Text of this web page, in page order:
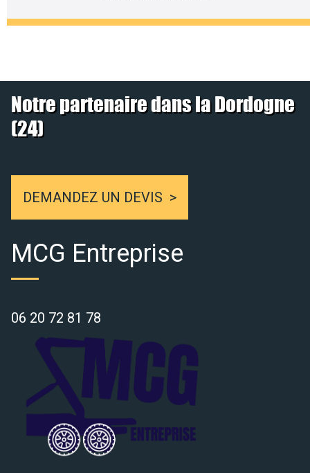
Notre partenaire dans la Dordogne
(24)
DEMANDEZ UN DEVIS
MCG Entreprise
06 20 72 81 78